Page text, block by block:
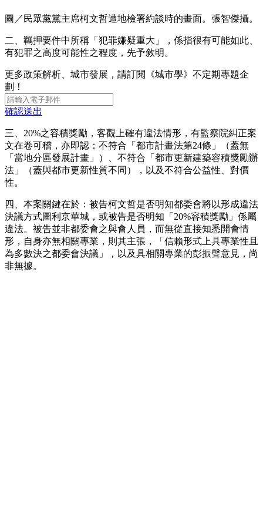
圖／民眾黨黨主席柯文哲遭地檢署約談時的畫面。張智傑攝。
二、羈押要件中所稱「犯罪嫌疑重大」，係指很有可能如此、
有犯罪之高度可能性之程度，先予敘明。
更多政策解析、城市發展，請訂閱《城市學》不定期專題企
劃！
確認送出
三、20%之容積獎勵，客觀上確有違法情形，有監察院糾正案
文在卷可稽，亦即認：不符合「都市計畫法第24條」（蓋無
「當地分區發展計畫」）、不符合「都市更新建築容積獎勵辦
法」（蓋與都市更新性質不同），以及不符合公益性、對價
性。
四、本案關鍵在於：被告柯文哲是否明知都委會將以形成違法
決議方式圖利京華城，或被告是否明知「20%容積獎勵」係屬
違法。被告並非都委會之與會人員，而無從直接知悉開會情
形，自身亦無相關專業，則其主張，「信賴形式上具專業性且
為多數決之都委會決議」，以及具相關專業的彭振聲意見，尚
非無據。